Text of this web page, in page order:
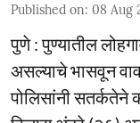
Published on: 08 Aug
पुणे : पुण्यातील
असल्याचे भासवून
पोलिसांनी